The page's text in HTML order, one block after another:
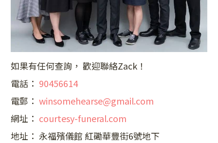
如果有任何查詢， 歡迎聯絡Zack！
電話： 90456614
電郵：winsomehearse@gmail.com
網址： courtesy-funeral.com
地址： 永福殯儀館 紅磡華豐街6號地下